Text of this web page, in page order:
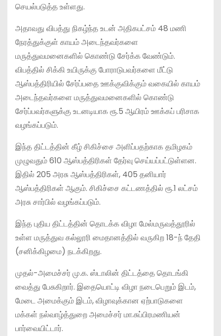
செயல்படுத்த உள்ளது.
அதாவது விபத்து நிகழ்ந்த உடன் அதிகபட்சம் 48 மணி
நேரத்துக்குள் காயம் அடைந்தவர்களை
மருத்துவமனைகளில் கொண்டு சேர்க்க வேண்டும்.
விபத்தில் சிக்கி உயிருக்கு போராடுபவர்களை மீட்டு
ஆஸ்பத்திரியில் சேர்ப்பதை ஊக்குவிக்கும் வகையில் காயம்
அடைந்தவர்களை மருத்துவமனைகளில் கொண்டு
சேர்ப்பவர்களுக்கு உடனடியாக ரூ.5 ஆயிரம் ஊக்கப் பரிசாக
வழங்கப்படும்.
இந்த திட்டத்தின் கீழ் சிகிச்சை அளிப்பதற்காக தமிழகம்
முழுவதும் 610 ஆஸ்பத்திரிகள் தேர்வு செய்யப்பட்டுள்ளன.
இதில் 205 அரசு ஆஸ்பத்திரிகள், 405 தனியார்
ஆஸ்பத்திரிகள் ஆகும். சிகிச்சை கட்டணத்தில் ரூ.1 லட்சம்
அரசு சார்பில் வழங்கப்படும்.
இந்த புதிய திட்டத்தின் தொடக்க விழா மேல்மருவத்தூரில்
உள்ள மருத்துவ கல்லூரி மைதானத்தில் வருகிற 18-ந் தேதி
(சனிக்கிழமை) நடக்கிறது.
முதல்-அமைச்சர் மு.க. ஸ்டாலின் திட்டத்தை தொடங்கி
வைத்து பேசுகிறார். இதையொட்டி விழா நடைபெறும் இடம்,
மேடை அமைக்கும் இடம், விழாவுக்கான ஏற்பாடுகளை
மக்கள் நல்வாழ்த்துறை அமைச்சர் மா.சுப்பிரமணியன்
பார்வையிட்டார்.